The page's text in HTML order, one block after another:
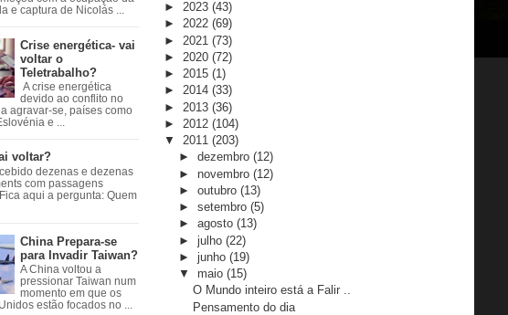
e captura de Nicolás ...
Crise energética- vai
voltar o
Teletrabalho?
A crise energética
devido ao conflito no
a agravar-se, países como
e ...
voltar?
dezenas e dezenas
com passagens
aqui a pergunta: Quem
China Prepara-se
para Invadir Taiwan?
A China voltou a
pressionar Taiwan num
momento em que os
estão focados no ...
► 2023 (43)
► 2022 (69)
► 2021 (73)
► 2020 (72)
► 2015 (1)
► 2014 (33)
► 2013 (36)
► 2012 (104)
▼ 2011 (203)
► dezembro (12)
► novembro (12)
► outubro (13)
► setembro (5)
► agosto (13)
► julho (22)
► junho (19)
▼ maio (15)
O Mundo inteiro está a Falir ..
Pensamento do dia